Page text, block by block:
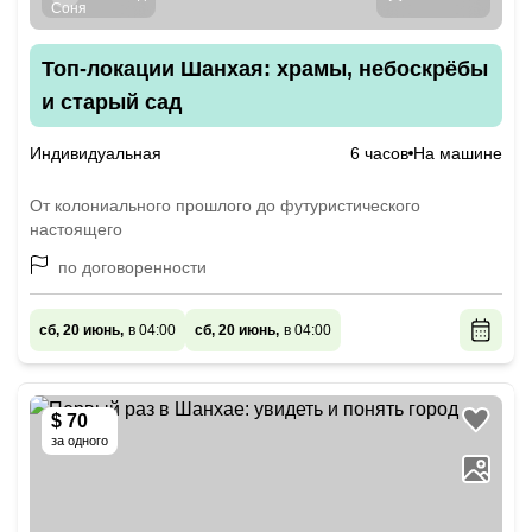
Топ‑локации Шанхая: храмы, небоскрёбы
и старый сад
Индивидуальная 6 часов На машине
От колониального прошлого до футуристического
настоящего
по договоренности
сб, 20 июнь, в 04:00 сб, 20 июнь, в 04:00
$ 70
за одного